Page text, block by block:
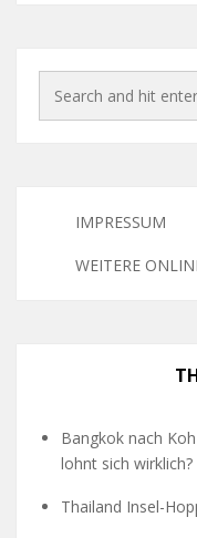
IMPRESSUM
WEITERE
Bangkok nach
lohnt sich wirklich?
Thailand Insel-